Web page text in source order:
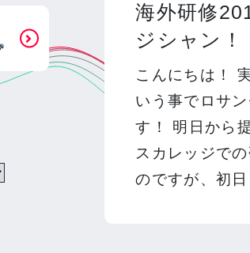
海外研修
ジシャン！
こんにちは！
いう事でロサ
す！ 明日から
スカレッジで
のですが、初